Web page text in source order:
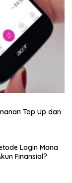
Top Up dan
Login Mana
Finansial?